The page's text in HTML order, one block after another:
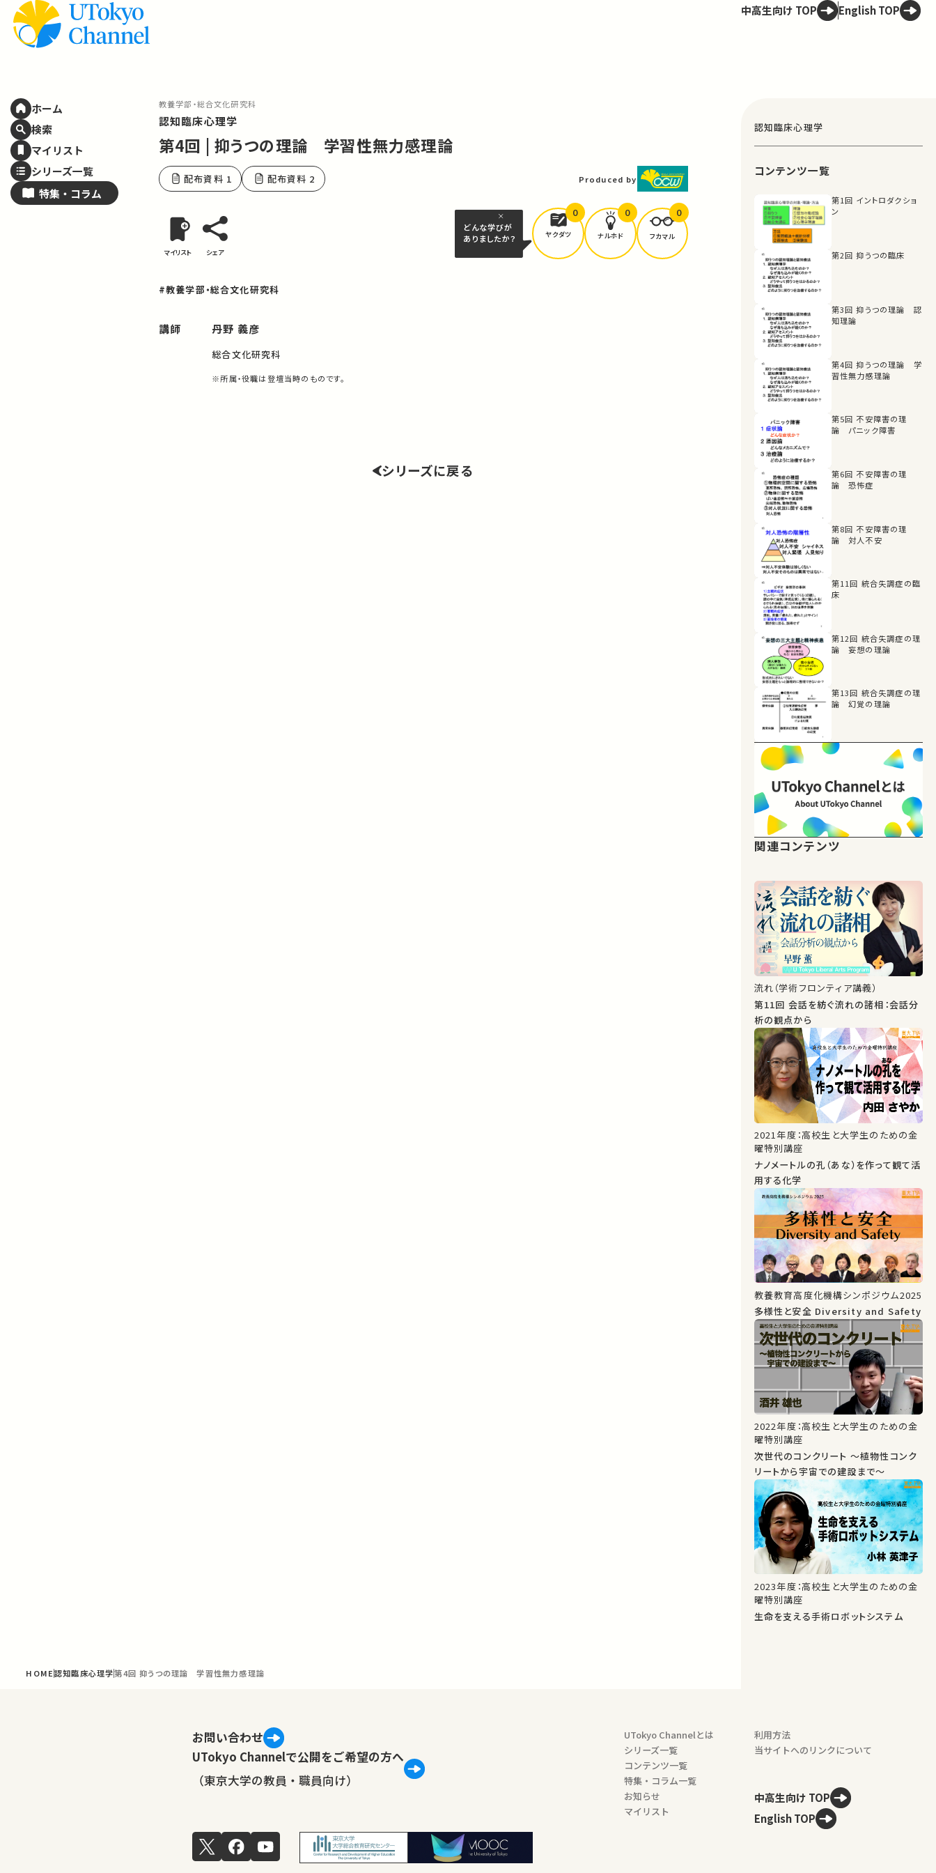
ホーム
検索
マイリスト
シリーズ一覧
特集・ コラム
中高生向け TOP English TOP
教養学部・総合文化研究科
認知臨床心理学
第4回 | 抑うつの理論 学習性無力感理論
配布資料 1 配布資料 2 Produced by
マイリスト シェア
どんな学びが
ありましたか？
ヤクダツ
0
ナルホド
0
フカマル
0
#教養学部・総合文化研究科
講師 丹野 義彦
総合文化研究科
※所属・役職は登壇当時のものです。
シリーズに戻る
HOME認知臨床心理学第4回 抑うつの理論 学習性無力感理論
認知臨床心理学
コンテンツ一覧
第1回 イントロダクショ
ン
第2回 抑うつの臨床
第3回 抑うつの理論 認
知理論
第4回 抑うつの理論 学
習性無力感理論
第5回 不安障害の理
論 パニック障害
第6回 不安障害の理
論 恐怖症
第8回 不安障害の理
論 対人不安
第11回 統合失調症の臨
床
第12回 統合失調症の理
論 妄想の理論
第13回 統合失調症の理
論 幻覚の理論
関連コンテンツ
流れ（学術フロンティア講義）
第11回 会話を紡ぐ流れの諸相：会話分
析の観点から
2021年度：高校生と大学生のための金
曜特別講座
ナノメートルの孔（あな）を作って観て活
用する化学
教養教育高度化機構シンポジウム2025
多様性と安全 Diversity and Safety
2022年度：高校生と大学生のための金
曜特別講座
次世代のコンクリート ～植物性コンク
リートから宇宙での建設まで～
2023年度：高校生と大学生のための金
曜特別講座
生命を支える手術ロボットシステム
お問い合わせ
UTokyo Channelで公開をご希望の方へ
（東京大学の教員・職員向け）
UTokyo Channelとは
シリーズ一覧
コンテンツ一覧
特集・コラム一覧
お知らせ
マイリスト
利用方法
当サイトへのリンクについて
中高生向け TOP
English TOP